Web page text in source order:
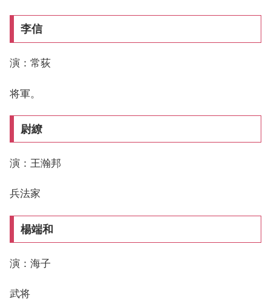
李信
演：常荻
将軍。
尉繚
演：王瀚邦
兵法家
楊端和
演：海子
武将